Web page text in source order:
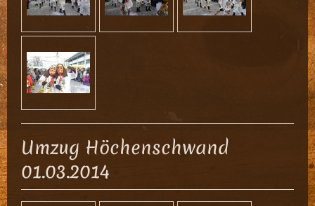
Umzug Höchenschwand
01.03.2014